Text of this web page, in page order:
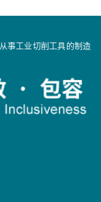
事工业切削工具的制造